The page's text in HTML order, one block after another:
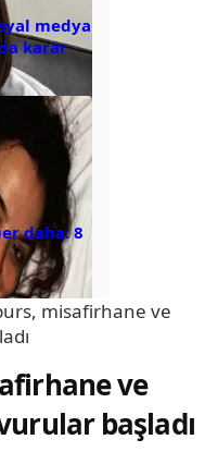
medya
karar
daha: 8
misafirhane ve
ve
başladı